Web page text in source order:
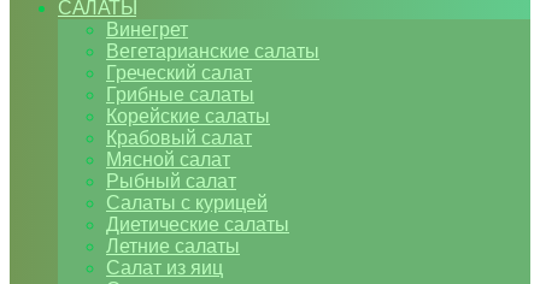
САЛАТЫ
Винегрет
Вегетарианские салаты
Греческий салат
Грибные салаты
Корейские салаты
Крабовый салат
Мясной салат
Рыбный салат
Салаты с курицей
Диетические салаты
Летние салаты
Салат из яиц